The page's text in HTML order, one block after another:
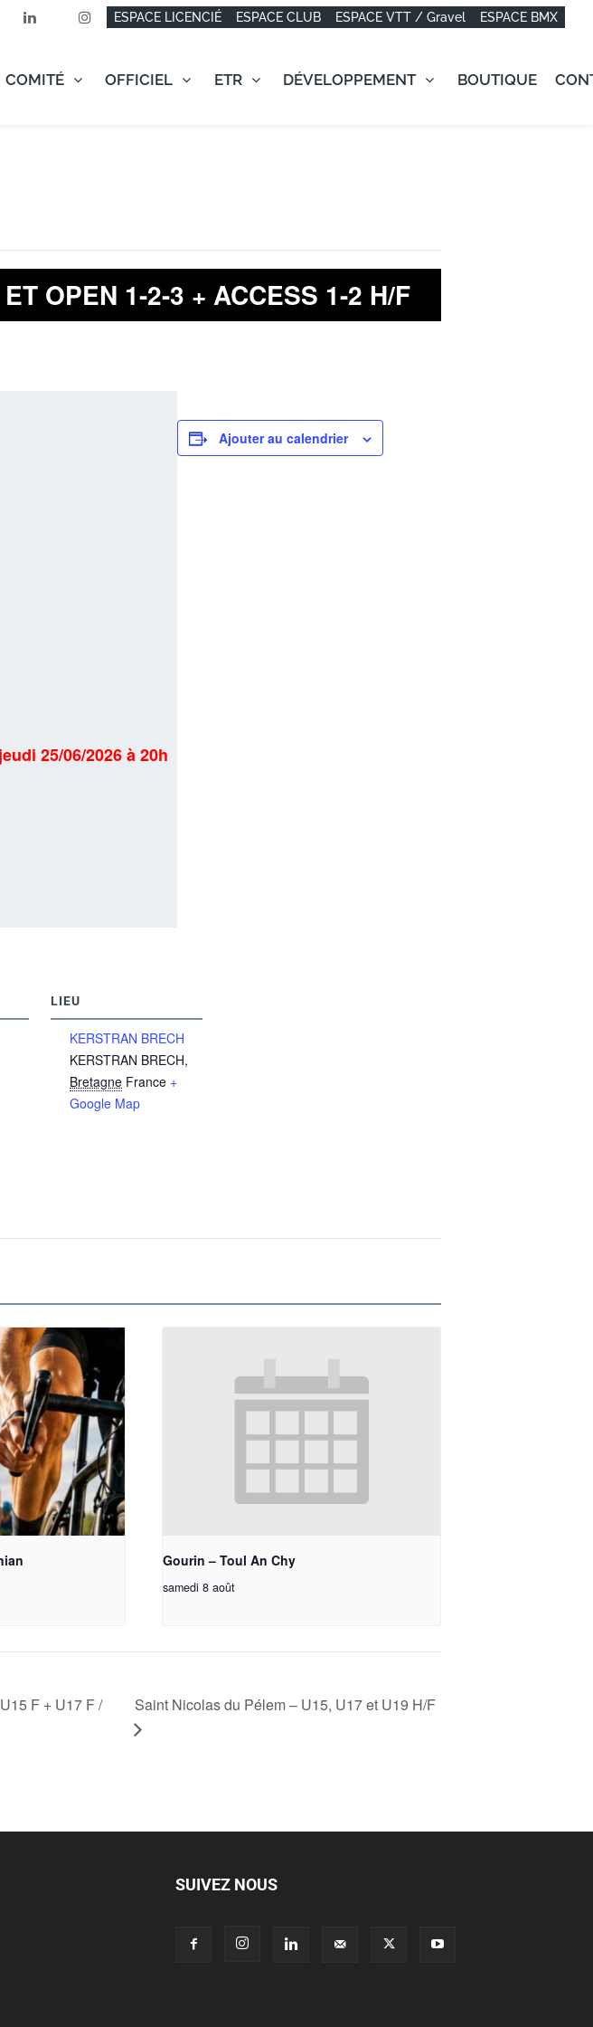
ESPACE LICENCIÉ ESPACE CLUB ESPACE VTT / Gravel ESPACE BMX
COMITÉ OFFICIEL ETR DÉVELOPPEMENT BOUTIQUE
OPEN 1-2-3 + ACCESS 1-2 H/F
25/06/2026 à 20h
Ajouter au calendrier
LIEU
KERSTRAN BRECH
KERSTRAN BRECH,
Bretagne France +
Google Map
Gourin – Toul An Chy
samedi 8 août
F + U17 F /
Saint Nicolas du Pélem – U15, U17 et U19 H/F
SUIVEZ NOUS